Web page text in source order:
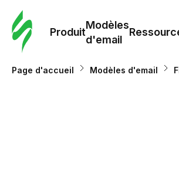
Produit
Modèles
d'email
Page d'accueil Modèles d'email